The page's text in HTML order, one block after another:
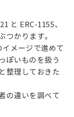
と ERC-1155、
つかります。
メージで進めて
ぽいものを扱う
整理しておきた
の違いを調べて